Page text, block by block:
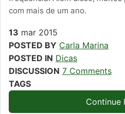
com mais de um ano.
13 mar 2015
POSTED BY Carla Marina
POSTED IN Dicas
DISCUSSION 7 Comments
TAGS
Continue